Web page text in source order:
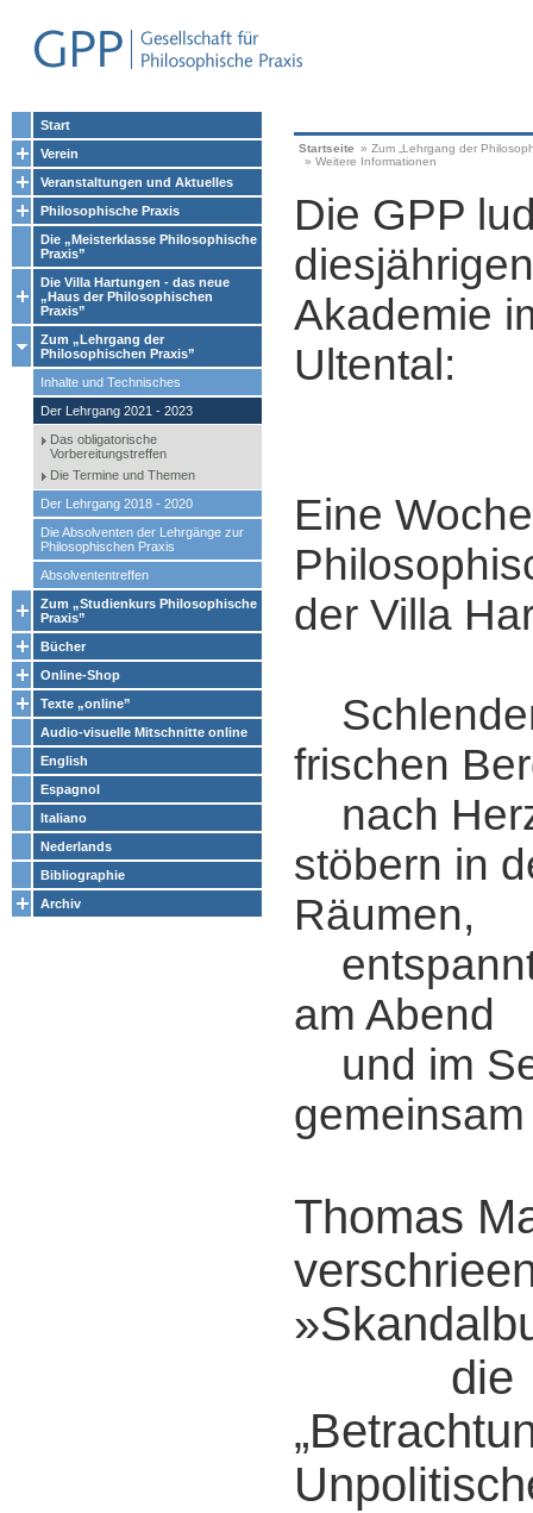
Start
Verein
Veranstaltungen und Aktuelles
Philosophische Praxis
Die „Meisterklasse Philosophische
Praxis”
Die Villa Hartungen - das neue
„Haus der Philosophischen
Praxis”
Zum „Lehrgang der
Philosophischen Praxis”
Inhalte und Technisches
Der Lehrgang 2021 - 2023
Das obligatorische
Vorbereitungstreffen
Die Termine und Themen
Der Lehrgang 2018 - 2020
Die Absolventen der Lehrgänge zur
Philosophischen Praxis
Absolvententreffen
Zum „Studienkurs Philosophische
Praxis”
Bücher
Online-Shop
Texte „online”
Audio-visuelle Mitschnitte online
English
Espagnol
Italiano
Nederlands
Bibliographie
Archiv
Startseite » Zum „Lehrgang der
» Weitere Informationen
Die GPP
Akademie
Ultental:
Eine
der Villa
frischen
nach
stöbern in
Räumen,
am Abend
und im
Thomas
die